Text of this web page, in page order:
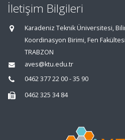
İletişim Bilgileri
Karadeniz Teknik Üniversitesi,
Koordinasyon Birimi, Fen
TRABZON
aves@ktu.edu.tr
0462 377 22 00 - 35 90
0462 325 34 84